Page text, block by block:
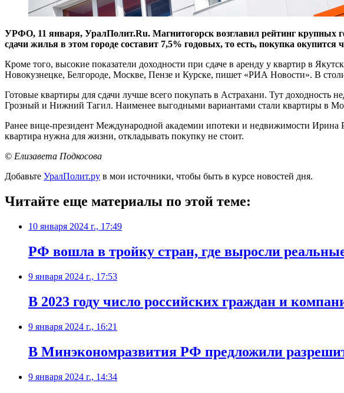
УРФО, 11 января, УралПолит.Ru. Магнитогорск возглавил рейтинг крупных
сдачи жилья в этом городе составит 7,5% годовых, то есть, покупка
Кроме того, высокие показатели доходности при сдаче в аренду у квартир в
Новокузнецке, Белгороде, Москве, Пензе и Курске, пишет «РИА Новости». В
Готовые квартиры для сдачи лучше всего покупать в Астрахани. Тут доходность
Грозный и Нижний Тагил. Наименее выгодными вариантами стали квартиры в
Ранее вице-президент Международной академии ипотеки и недвижимости Ирина
квартира нужна для жизни, откладывать покупку не стоит.
© Елизавета Подкосова
Добавьте УралПолит.ру в мои источники, чтобы быть в курсе новостей дня.
Читайте еще материалы по этой теме:
10 января 2024 г., 17:49
РФ вошла в тройку стран, где выросли
9 января 2024 г., 17:53
В 2023 году число российских граждан и
9 января 2024 г., 16:21
В Минэкономразвития РФ предложили
9 января 2024 г., 14:34